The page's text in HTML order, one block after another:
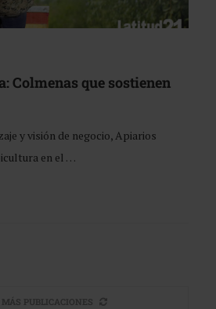
Colmenas que sostienen
y visión de negocio, Apiarios
en el …
MÁS PUBLICACIONES